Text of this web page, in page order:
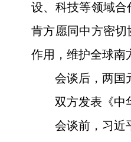
设、科技等领域
肯方愿同中方密
作用，维护全球南
会谈后，两国
双方发表《中
会谈前，习近